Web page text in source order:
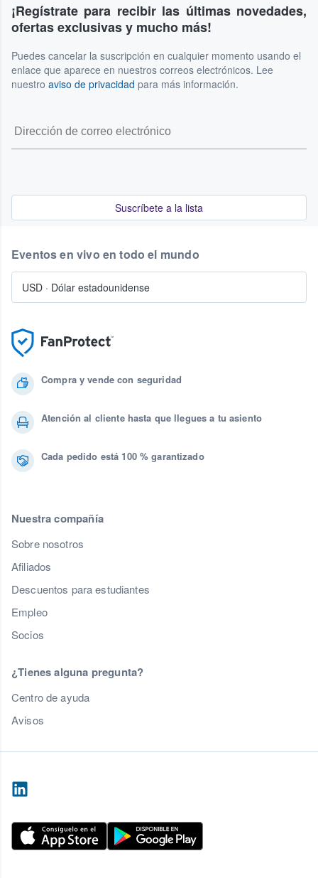
¡Regístrate para recibir las últimas novedades,
ofertas exclusivas y mucho más!
Puedes cancelar la suscripción en cualquier momento usando el
enlace que aparece en nuestros correos electrónicos. Lee
nuestro aviso de privacidad para más información.
Suscríbete a la lista
Compra y vende con seguridad
Atención al cliente hasta que llegues a tu asiento
Cada pedido está 100 % garantizado
Nuestra compañía
Sobre nosotros
Afiliados
Descuentos para estudiantes
Empleo
Socios
¿Tienes alguna pregunta?
Centro de ayuda
Avisos
Eventos en vivo en todo el mundo
USD · Dólar estadounidense